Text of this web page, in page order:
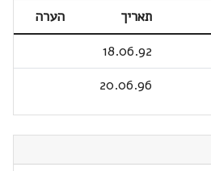
תאריך
הערה
18.06.92
20.06.96